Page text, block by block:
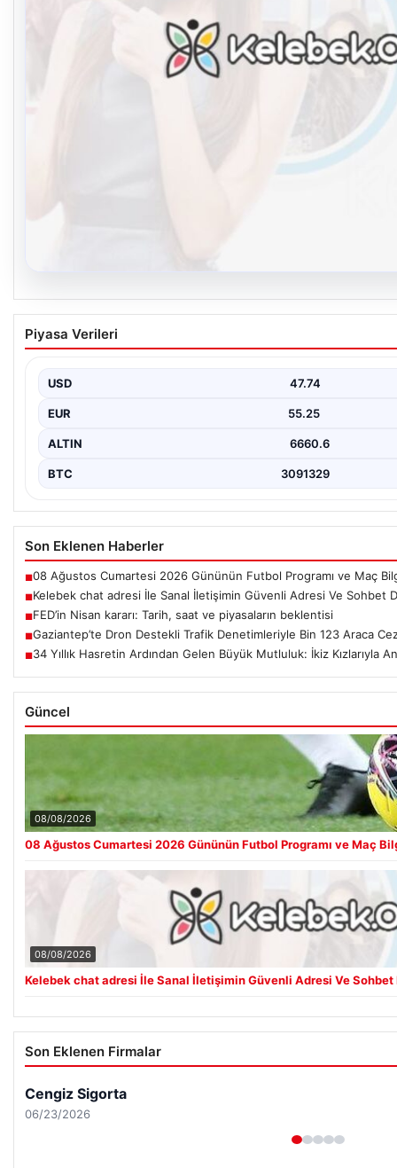
08.08.2026
Kelebek chat adresi İle Sanal İletişimin
Deneyimi
birçok…
Piyasa Verileri
USD 47.74
EUR 55.25
ALTIN 6660.6
BTC 3091329
Son Eklenen Haberler
■08 Ağustos Cumartesi 2026 Gününün Futbol Programı ve Maç
■Kelebek chat adresi İle Sanal İletişimin Güvenli Adresi Ve Sohbet
■FED’in Nisan kararı: Tarih, saat ve piyasaların beklentisi
■Gaziantep’te Dron Destekli Trafik Denetimleriyle Bin 123 Araca
■34 Yıllık Hasretin Ardından Gelen Büyük Mutluluk: İkiz Kızlarıyla
Güncel
08/08/2026
08 Ağustos Cumartesi 2026 Gününün Futbol Programı ve Maç
08/08/2026
Kelebek chat adresi İle Sanal İletişimin Güvenli Adresi Ve Sohbet
Son Eklenen Firmalar